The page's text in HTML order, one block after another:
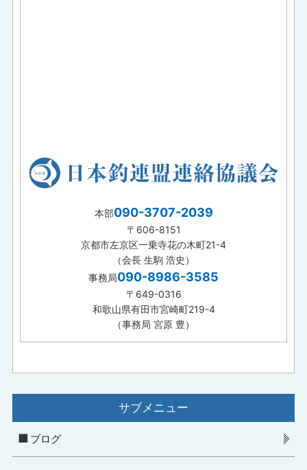
本部090-3707-2039
〒606-8151
京都市左京区一乗寺花の木町21-4
（会長 生駒 浩史）
事務局090-8986-3585
〒649-0316
和歌山県有田市宮崎町219-4
（事務局 宮原 豊）
サブメニュー
ブログ